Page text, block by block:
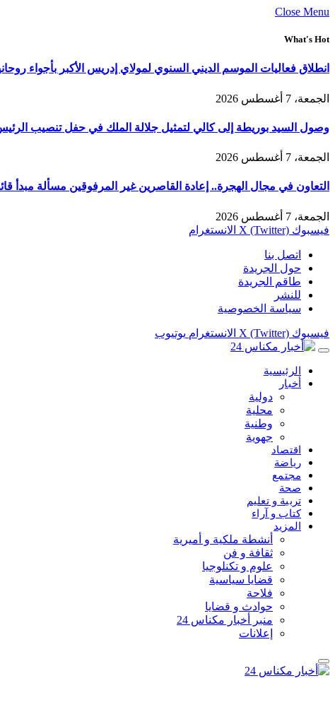
Close Menu
What's Hot
انطلاق فعاليات الموسم الديني السنوي لمولاي إدريس الأكبر بأجواء
الجمعة، 7 أغسطس 2026
وصول السيد بوريطة إلى كالي لتمثيل جلالة الملك في حفل تنصيب
الجمعة، 7 أغسطس 2026
التعاون في مجال الهجرة.. إعادة القاصرين غير المرفوقين مسألة مبدأ
الجمعة، 7 أغسطس 2026
فيسبوك X (Twitter) الانستغرام
اتصل بنا
حول الجريدة
طاقم الجريدة
للنشر
سياسة الخصوصية
فيسبوك X (Twitter) الانستغرام يوتيوب
الرئيسية
أخبار
دولية
محلية
وطنية
جهوية
اقتصاد
رياضة
مجتمع
صحة
تربية و تعليم
كتاب و آراء
المزيد
أنشطة ملكية و أميرية
ثقافة و فن
علوم و تكنلوجيا
قضايا سياسية
فلاحة
حوادث و قضايا
منبر أخبار مكناس 24
إعلانات